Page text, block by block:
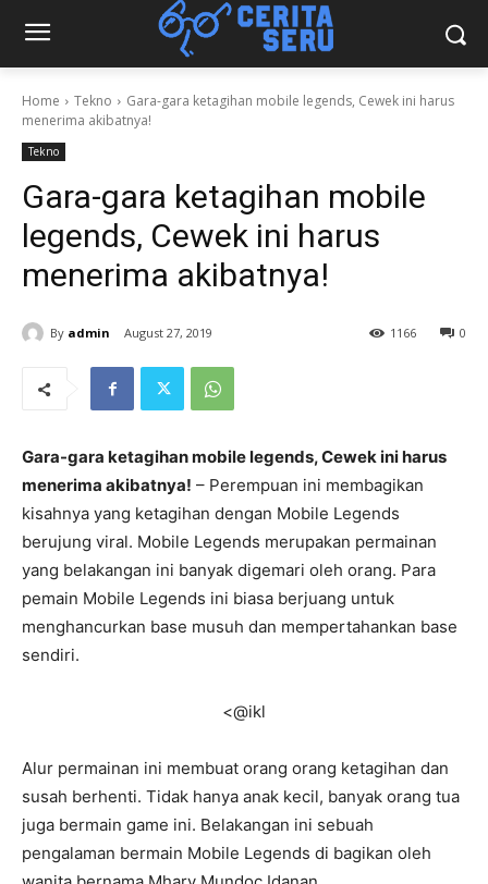
Home Tekno
Gara-gara ketagihan mobile legends, Cewek ini harus
menerima akibatnya!
Tekno
Gara-gara ketagihan mobile
legends, Cewek ini harus
menerima akibatnya!
By admin August 27, 2019 0
1166
Gara-gara ketagihan mobile legends, Cewek ini harus
menerima akibatnya! – Perempuan ini membagikan
kisahnya yang ketagihan dengan Mobile Legends
berujung viral. Mobile Legends merupakan permainan
yang belakangan ini banyak digemari oleh orang. Para
pemain Mobile Legends ini biasa berjuang untuk
menghancurkan base musuh dan mempertahankan base
sendiri.
<@ikl
Alur permainan ini membuat orang orang ketagihan dan
susah berhenti. Tidak hanya anak kecil, banyak orang tua
juga bermain game ini. Belakangan ini sebuah
pengalaman bermain Mobile Legends di bagikan oleh